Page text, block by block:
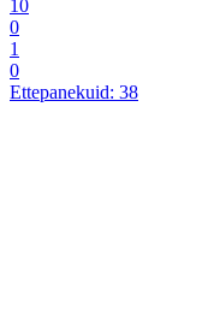
10
0
1
0
Ettepanekuid: 38